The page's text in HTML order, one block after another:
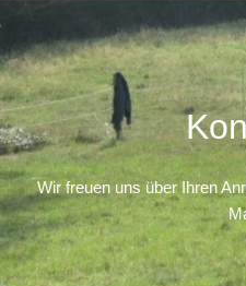
Wir freuen uns über Ihren